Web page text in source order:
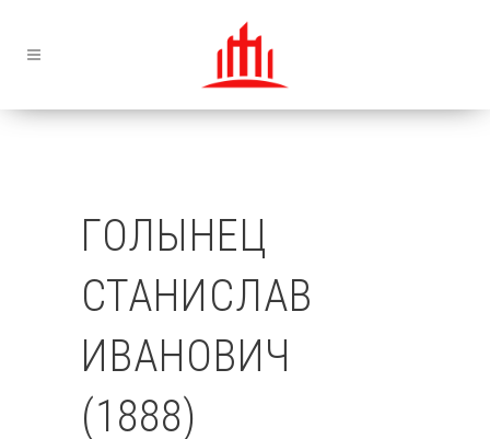
ГОЛЫНЕЦ
СТАНИСЛАВ
ИВАНОВИЧ
(1888)